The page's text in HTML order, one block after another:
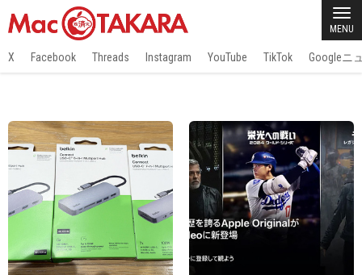
MENU
X Facebook Threads Instagram YouTube TikTok Googleニ